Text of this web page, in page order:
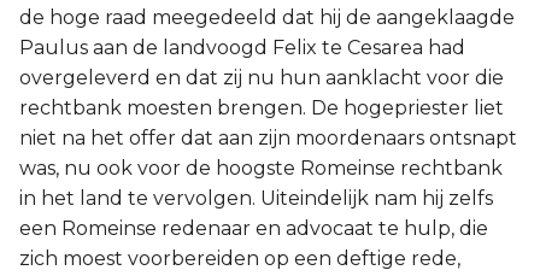
de hoge raad meegedeeld dat hij de aangeklaagde
Paulus aan de landvoogd Felix te Cesarea had
overgeleverd en dat zij nu hun aanklacht voor die
rechtbank moesten brengen. De hogepriester liet
niet na het offer dat aan zijn moordenaars ontsnapt
was, nu ook voor de hoogste Romeinse rechtbank
in het land te vervolgen. Uiteindelijk nam hij zelfs
een Romeinse redenaar en advocaat te hulp, die
zich moest voorbereiden op een deftige rede,